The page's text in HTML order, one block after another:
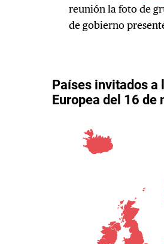
reunión la foto de
de gobierno